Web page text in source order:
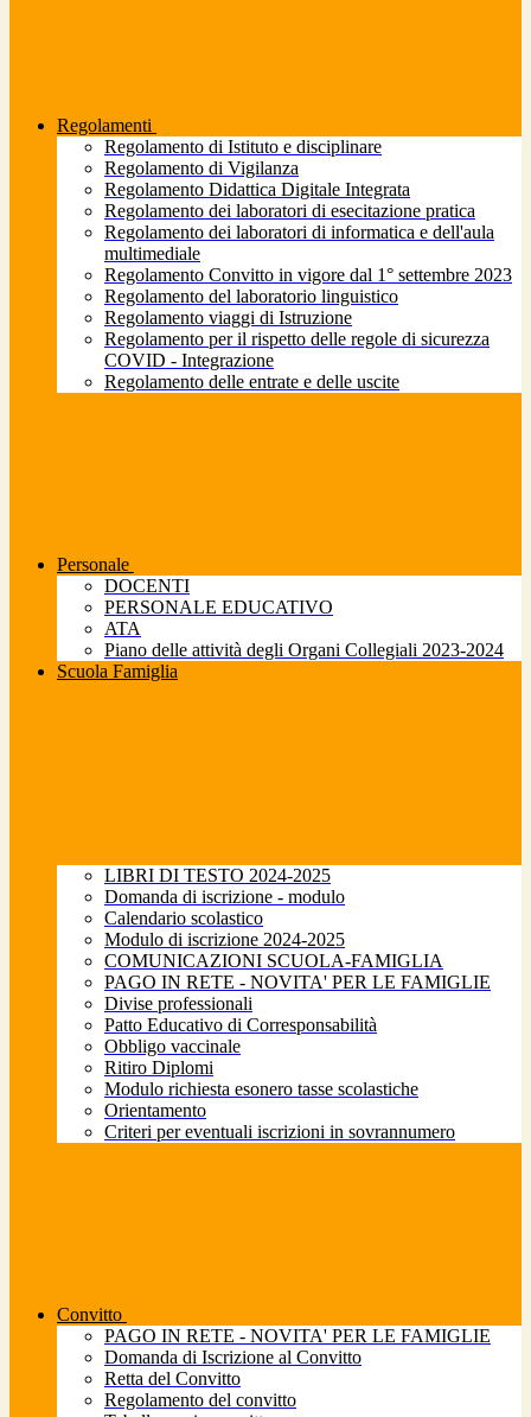
Regolamenti
Regolamento di Istituto e disciplinare
Regolamento di Vigilanza
Regolamento Didattica Digitale Integrata
Regolamento dei laboratori di esecitazione pratica
Regolamento dei laboratori di informatica e dell'aula
multimediale
Regolamento Convitto in vigore dal 1° settembre 2023
Regolamento del laboratorio linguistico
Regolamento viaggi di Istruzione
Regolamento per il rispetto delle regole di sicurezza
COVID - Integrazione
Regolamento delle entrate e delle uscite
Personale
DOCENTI
PERSONALE EDUCATIVO
ATA
Piano delle attività degli Organi Collegiali 2023-2024
Scuola Famiglia
LIBRI DI TESTO 2024-2025
Domanda di iscrizione - modulo
Calendario scolastico
Modulo di iscrizione 2024-2025
COMUNICAZIONI SCUOLA-FAMIGLIA
PAGO IN RETE - NOVITA' PER LE FAMIGLIE
Divise professionali
Patto Educativo di Corresponsabilità
Obbligo vaccinale
Ritiro Diplomi
Modulo richiesta esonero tasse scolastiche
Orientamento
Criteri per eventuali iscrizioni in sovrannumero
Convitto
PAGO IN RETE - NOVITA' PER LE FAMIGLIE
Domanda di Iscrizione al Convitto
Retta del Convitto
Regolamento del convitto